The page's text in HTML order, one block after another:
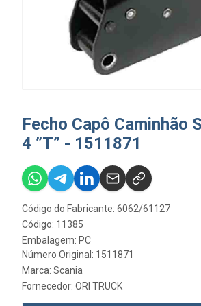
Fecho Capô Caminhão
4 ”T” - 1511871
Código do Fabricante: 6062/61127
Código: 11385
Embalagem: PC
Número Original: 1511871
Marca: Scania
Fornecedor: ORI TRUCK